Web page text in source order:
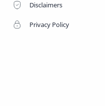
Disclaimers
Privacy Policy